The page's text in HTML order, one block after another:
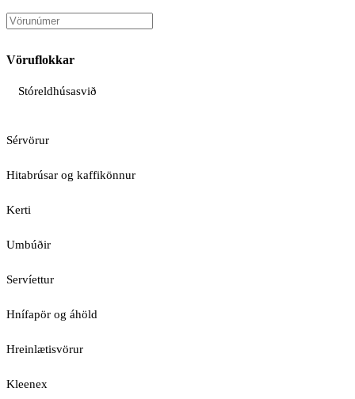
Vöruflokkar
Stóreldhúsasvið
Sérvörur
Hitabrúsar og kaffikönnur
Kerti
Umbúðir
Servíettur
Hnífapör og áhöld
Hreinlætisvörur
Kleenex